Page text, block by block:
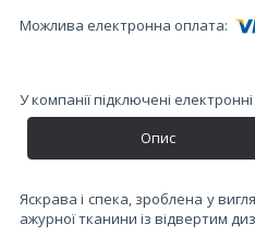
У компанії підключені
Опис
Яскрава і спека, зроблена у
ажурної тканини із відвертим